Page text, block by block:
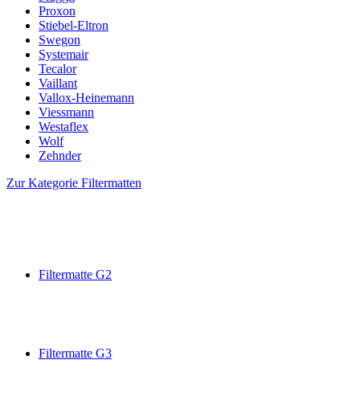
Proxon
Stiebel-Eltron
Swegon
Systemair
Tecalor
Vaillant
Vallox-Heinemann
Viessmann
Westaflex
Wolf
Zehnder
Zur Kategorie Filtermatten
Filtermatte G2
Filtermatte G3